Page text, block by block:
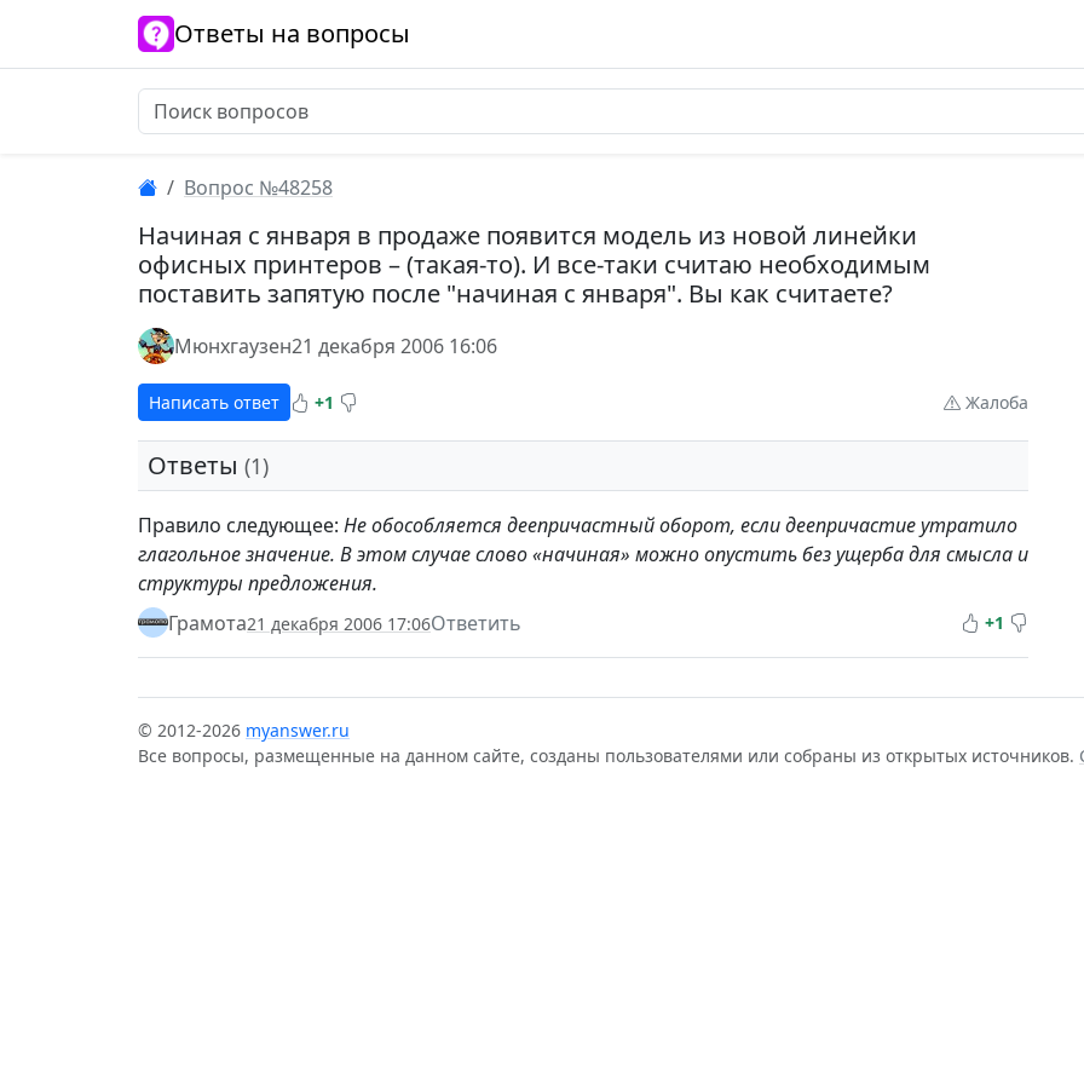
Ответы на вопросы
Вопрос №48258
Начиная с января в продаже появится модель из новой линейки
офисных принтеров – (такая-то). И все-таки считаю необходимым
поставить запятую после "начиная с января". Вы как считаете?
Мюнхгаузен21 декабря 2006 16:06
Написать ответ +1 Жалоба
Ответы (1)
Правило следующее: Не обособляется деепричастный оборот, если деепричастие утратило
глагольное значение. В этом случае слово «начиная» можно опустить без ущерба для смысла и
структуры предложения.
Грамота21 декабря 2006 17:06Ответить +1
© 2012-2026 myanswer.ru
Все вопросы, размещенные на данном сайте, созданы пользователями или собраны из открытых источников.